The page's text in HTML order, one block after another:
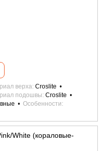
верха Croslite
подошвы Croslite
Особенности